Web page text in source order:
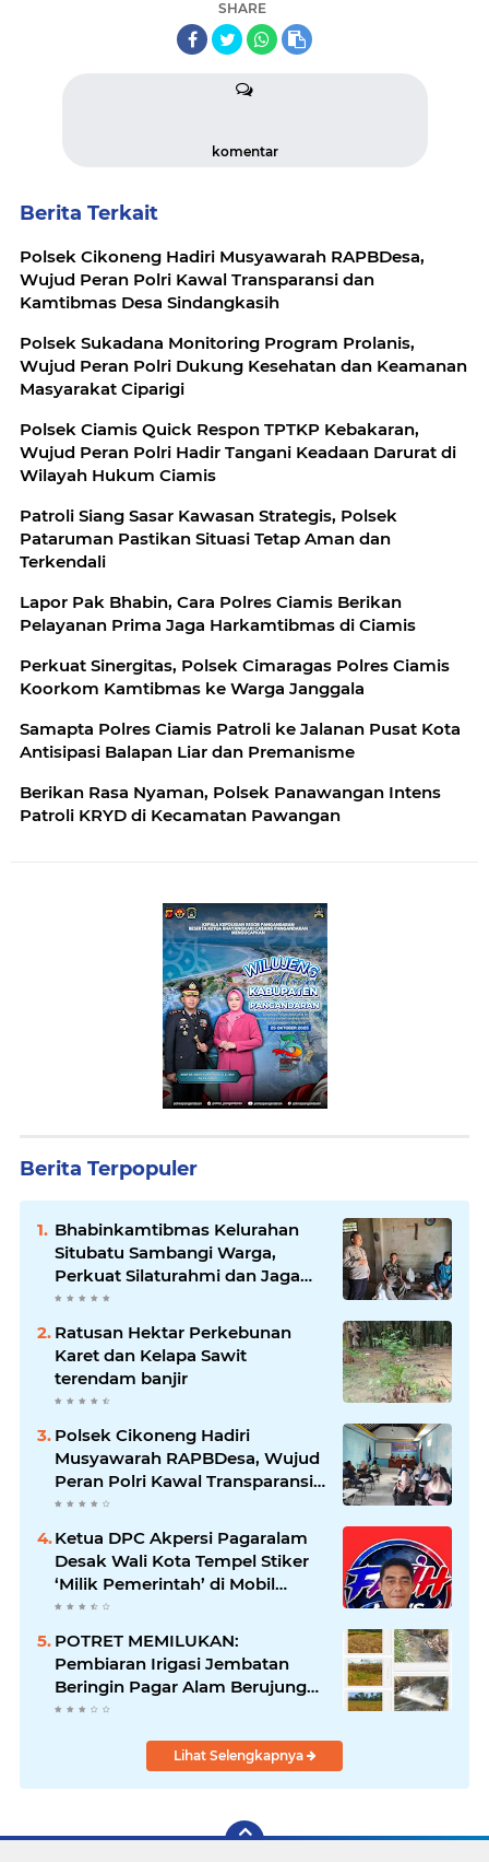
SHARE
komentar
Berita Terkait
Polsek Cikoneng Hadiri Musyawarah RAPBDesa,
Wujud Peran Polri Kawal Transparansi dan
Kamtibmas Desa Sindangkasih
Polsek Sukadana Monitoring Program Prolanis,
Wujud Peran Polri Dukung Kesehatan dan Keamanan
Masyarakat Ciparigi
Polsek Ciamis Quick Respon TPTKP Kebakaran,
Wujud Peran Polri Hadir Tangani Keadaan Darurat di
Wilayah Hukum Ciamis
Patroli Siang Sasar Kawasan Strategis, Polsek
Pataruman Pastikan Situasi Tetap Aman dan
Terkendali
Lapor Pak Bhabin, Cara Polres Ciamis Berikan
Pelayanan Prima Jaga Harkamtibmas di Ciamis
Perkuat Sinergitas, Polsek Cimaragas Polres Ciamis
Koorkom Kamtibmas ke Warga Janggala
Samapta Polres Ciamis Patroli ke Jalanan Pusat Kota
Antisipasi Balapan Liar dan Premanisme
Berikan Rasa Nyaman, Polsek Panawangan Intens
Patroli KRYD di Kecamatan Pawangan
Berita Terpopuler
Bhabinkamtibmas Kelurahan
Situbatu Sambangi Warga,
Perkuat Silaturahmi dan Jaga
Kondusivitas Wilayah
Ratusan Hektar Perkebunan
Karet dan Kelapa Sawit
terendam banjir
Polsek Cikoneng Hadiri
Musyawarah RAPBDesa, Wujud
Peran Polri Kawal Transparansi
dan Kamtibmas Desa
Sindangkasih
Ketua DPC Akpersi Pagaralam
Desak Wali Kota Tempel Stiker
‘Milik Pemerintah’ di Mobil
Dinas, Cegah Penyalahgunaan
POTRET MEMILUKAN:
Pembiaran Irigasi Jembatan
Beringin Pagar Alam Berujung
'Bencana' Bagi Petani
Lihat Selengkapnya